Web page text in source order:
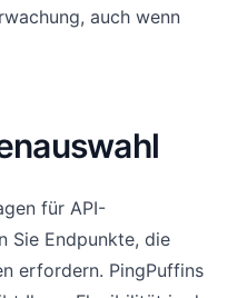
auch wenn
für API-
Sie Endpunkte, die
erfordern. PingPuffins